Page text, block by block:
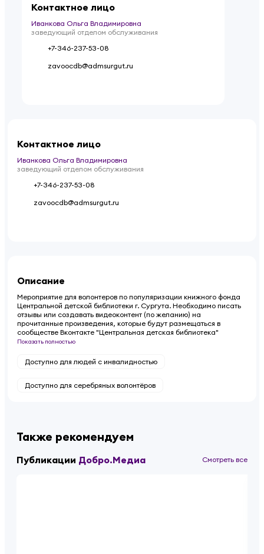
Контактное лицо
Иванкова Ольга Владимировна
заведующий отделом обслуживания
+7-346-237-53-08
zavoocdb@admsurgut.ru
Контактное лицо
Иванкова Ольга Владимировна
заведующий отделом обслуживания
+7-346-237-53-08
zavoocdb@admsurgut.ru
Описание
Мероприятие для волонтеров по популяризации книжного фонда
Центральной детской библиотеки г. Сургута. Необходимо писать
отзывы или создавать видеоконтент (по желанию) на
прочитанные произведения, которые будут размещаться в
сообществе Вконтакте "Центральная детская библиотека"
Показать полностью
Доступно для людей с инвалидностью
Доступно для серебряных волонтёров
Также рекомендуем
Публикации Добро.Медиа Смотреть все